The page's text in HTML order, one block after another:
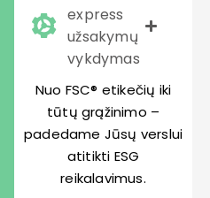
express
užsakymų
vykdymas
Nuo FSC® etikečių iki
tūtų grąžinimo –
padedame Jūsų verslui
atitikti ESG
reikalavimus.